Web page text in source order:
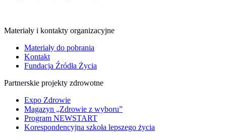
Materiały i kontakty organizacyjne
Materiały do pobrania
Kontakt
Fundacja Źródła Życia
Partnerskie projekty zdrowotne
Expo Zdrowie
Magazyn „Zdrowie z wyboru”
Program NEWSTART
Korespondencyjna szkoła lepszego życia